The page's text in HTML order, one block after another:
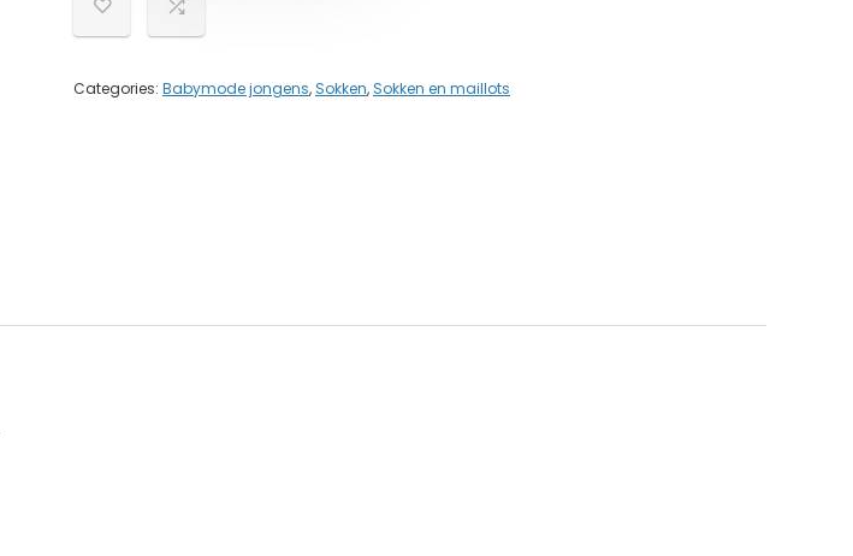
Categories: Babymode jongens, Sokken, Sokken en maillots